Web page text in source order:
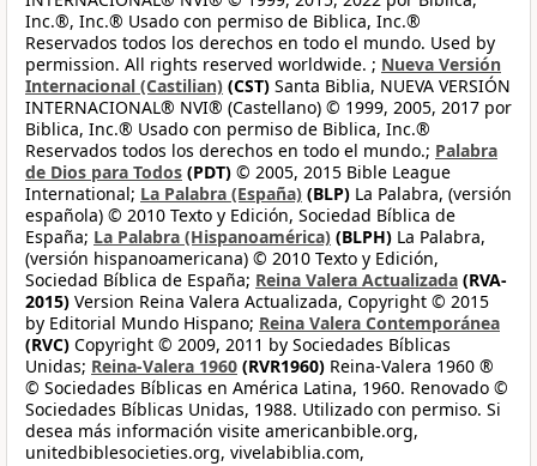
Inc.®, Inc.® Usado con permiso de Biblica, Inc.®
Reservados todos los derechos en todo el mundo. Used by
permission. All rights reserved worldwide. ; Nueva Versión
Internacional (Castilian) (CST) Santa Biblia, NUEVA VERSIÓN
INTERNACIONAL® NVI® (Castellano) © 1999, 2005, 2017 por
Biblica, Inc.® Usado con permiso de Biblica, Inc.®
Reservados todos los derechos en todo el mundo.; Palabra
de Dios para Todos (PDT) © 2005, 2015 Bible League
International; La Palabra (España) (BLP) La Palabra, (versión
española) © 2010 Texto y Edición, Sociedad Bíblica de
España; La Palabra (Hispanoamérica) (BLPH) La Palabra,
(versión hispanoamericana) © 2010 Texto y Edición,
Sociedad Bíblica de España; Reina Valera Actualizada (RVA-
2015) Version Reina Valera Actualizada, Copyright © 2015
by Editorial Mundo Hispano; Reina Valera Contemporánea
(RVC) Copyright © 2009, 2011 by Sociedades Bíblicas
Unidas; Reina-Valera 1960 (RVR1960) Reina-Valera 1960 ®
© Sociedades Bíblicas en América Latina, 1960. Renovado ©
Sociedades Bíblicas Unidas, 1988. Utilizado con permiso. Si
desea más información visite americanbible.org,
unitedbiblesocieties.org, vivelabiblia.com,